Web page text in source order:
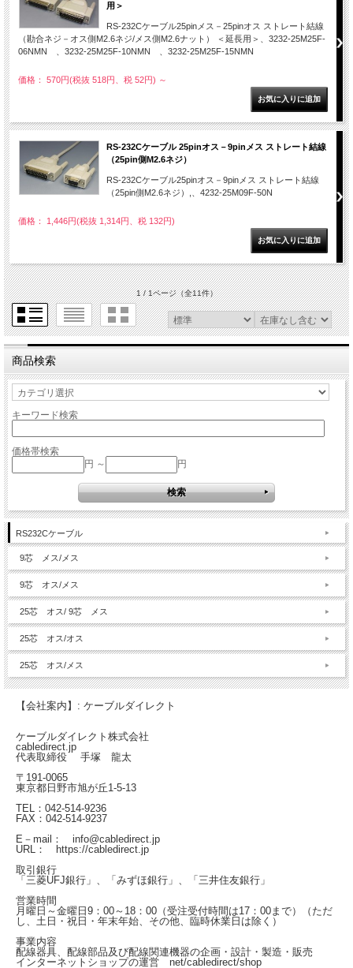
用＞
RS-232Cケーブル25pinメス－25pinオス ストレート結線
（勘合ネジ－オス側M2.6ネジ/メス側M2.6ナット） ＜延長用＞、3232-25M25F-
06NMN 、3232-25M25F-10NMN 、3232-25M25F-15NMN
価格： 570円(税抜 518円、税 52円) ～
RS-232Cケーブル 25pinオス－9pinメス ストレート結線
（25pin側M2.6ネジ）
RS-232Cケーブル25pinオス－9pinメス ストレート結線
（25pin側M2.6ネジ）,、4232-25M09F-50N
価格： 1,446円(税抜 1,314円、税 132円)
1 / 1ページ（全11件）
商品検索
キーワード検索
価格帯検索
円 ～
円
RS232Cケーブル
9芯 メス/メス
9芯 オス/メス
25芯 オス/ 9芯 メス
25芯 オス/オス
25芯 オス/メス
【会社案内】: ケーブルダイレクト
ケーブルダイレクト株式会社
cabledirect.jp
代表取締役 手塚 龍太
〒191-0065
東京都日野市旭が丘1-5-13
TEL：042-514-9236
FAX：042-514-9237
E－mail： info@cabledirect.jp
URL： https://cabledirect.jp
取引銀行
「三菱UFJ銀行」、「みずほ銀行」、「三井住友銀行」
営業時間
月曜日～金曜日 9：00～18：00（受注受付時間は17：00まで）
（ただ
し、土日・祝日・年末年始、その他、臨時休業日は除く）
事業内容
配線器具、配線部品及び配線関連機器の企画・設計・製造・販売
インターネットショップの運営 net/cabledirect/shop